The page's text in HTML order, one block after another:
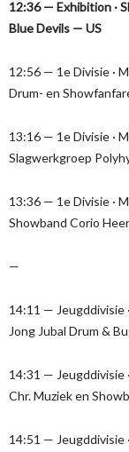
12:36 — Exhibition ·
Blue Devils — US
12:56 — 1e Divisie ·
Drum- en
13:16 — 1e Divisie ·
Slagwerkgroep
13:36 — 1e Divisie ·
Showband Corio
—
14:11 — Jeugddivisie
Jong Jubal Drum &
14:31 — Jeugddivisie
Chr. Muziek en
14:51 — Jeugddivisie